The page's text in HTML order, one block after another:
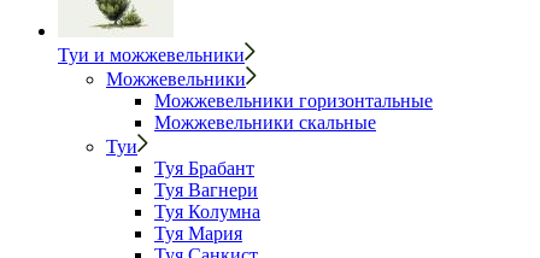
Туи и можжевельники
Можжевельники
Можжевельники горизонтальные
Можжевельники скальные
Туи
Туя Брабант
Туя Вагнери
Туя Колумна
Туя Мария